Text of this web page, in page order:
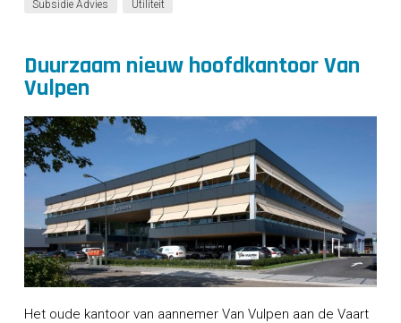
Subsidie Advies Utiliteit
Duurzaam nieuw hoofdkantoor Van
Vulpen
Het oude kantoor van aannemer Van Vulpen aan de Vaart